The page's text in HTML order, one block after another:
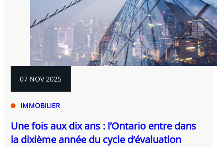
07 NOV 2025
IMMOBILIER
Une fois aux dix ans : l’Ontario entre dans
la dixième année du cycle d’évaluation